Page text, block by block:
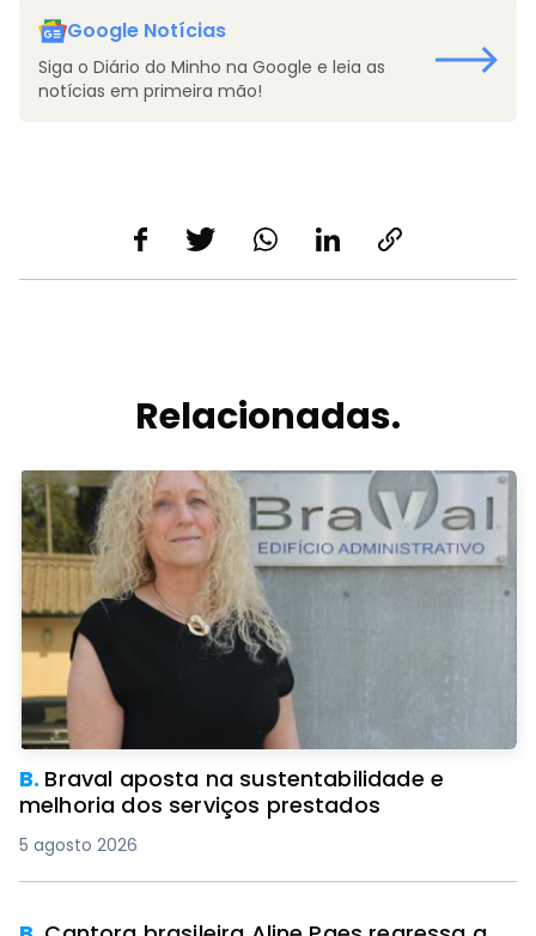
Google Notícias
Siga o Diário do Minho na Google e leia as
notícias em primeira mão!
Relacionadas.
B. Braval aposta na sustentabilidade e
melhoria dos serviços prestados
5 agosto 2026